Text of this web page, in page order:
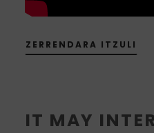
ZERRENDARA ITZULI
IT MAY